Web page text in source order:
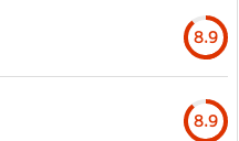
8.9
8.9